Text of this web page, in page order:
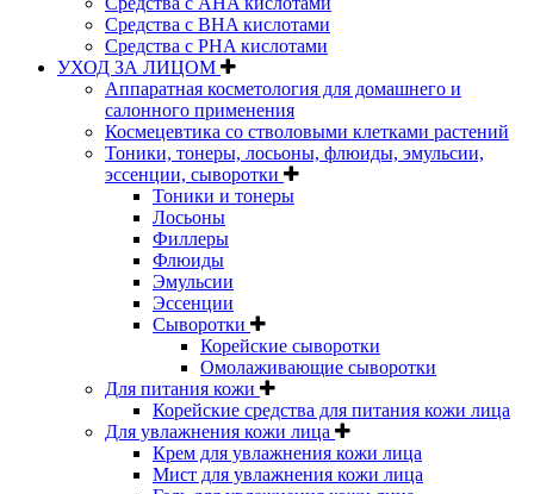
Средства с BHA кислотами
Средства с PHA кислотами
УХОД ЗА ЛИЦОМ
Аппаратная косметология для домашнего и
салонного применения
Космецевтика со стволовыми клетками растений
Тоники, тонеры, лосьоны, флюиды, эмульсии,
эссенции, сыворотки
Тоники и тонеры
Лосьоны
Филлеры
Флюиды
Эмульсии
Эссенции
Сыворотки
Корейские сыворотки
Омолаживающие сыворотки
Для питания кожи
Корейские средства для питания кожи лица
Для увлажнения кожи лица
Крем для увлажнения кожи лица
Мист для увлажнения кожи лица